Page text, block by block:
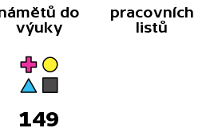
do
výuky
pracovních
listů
149